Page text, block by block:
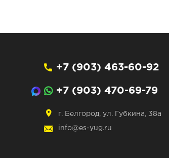
+7 (903) 463-60-92
+7 (903) 470-69-79
г. Белгород, ул. Губкина, 38а
info@es-yug.ru